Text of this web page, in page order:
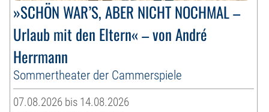
»SCHÖN WAR’S, ABER NICHT NOCHMAL –
Urlaub mit den Eltern« – von André
Herrmann
Sommertheater der Cammerspiele
07.08.2026 bis 14.08.2026